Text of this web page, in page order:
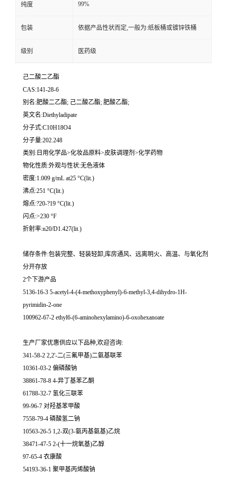
纯度 99%
包装 依据产品性状而定,一般为:纸板桶或镀锌铁桶
级别 医药级
己二酸二乙酯
CAS:141-28-6
别名:肥酸二乙酯; 己二酸乙酯; 肥酸乙酯;
英文名:Diethyladipate
分子式:C10H18O4
分子量:202.248
类别:日用化学品>化妆品原料>皮肤调理剂>化学药物
物化性质:外观与性状:无色液体
密度:1.009 g/mL at25 °C(lit.)
沸点:251 °C(lit.)
熔点:?20-?19 °C(lit.)
闪点:>230 °F
折射率:n20/D1.427(lit.)
储存条件:包装完整、轻装轻卸,库房通风、远离明火、高温、与氧化剂
分开存放
2个下游产品
5136-16-3 5-acetyl-4-(4-methoxyphenyl)-6-methyl-3,4-dihydro-1H-
pyrimidin-2-one
100962-67-2 ethyl6-(6-aminohexylamino)-6-oxohexanoate
生产厂家优惠供应以下品种,欢迎咨询:
341-58-2 2,2'-二(三氟甲基)二氨基联苯
10361-03-2 偏磷酸钠
38861-78-8 4-异丁基苯乙酮
61788-32-7 氢化三联苯
99-96-7 对羟基苯甲酸
7558-79-4 磷酸氢二钠
10563-26-5 1,2-双(3-氨丙基氨基)乙烷
38471-47-5 2-(十一烷氧基)乙醇
97-65-4 衣康酸
54193-36-1 聚甲基丙烯酸钠